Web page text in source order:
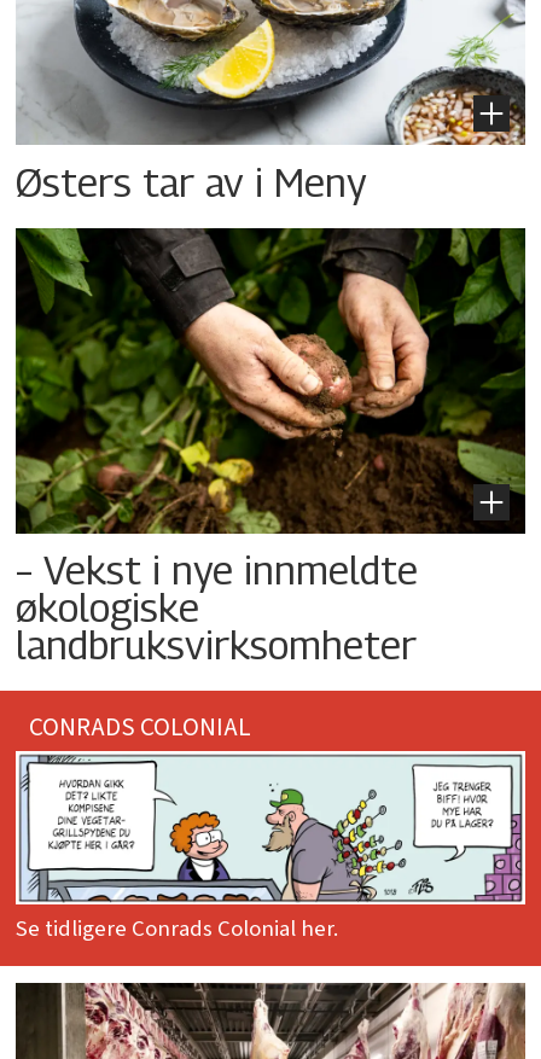
Østers tar av i Meny
– Vekst i nye innmeldte
økologiske
landbruksvirksomheter
CONRADS COLONIAL
Se tidligere Conrads Colonial her.